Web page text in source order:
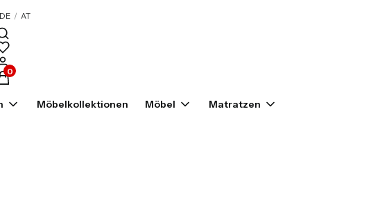
DE / AT
im Warenkorb: 0. Details anzeigen
Möbelkollektionen Möbel Matratzen